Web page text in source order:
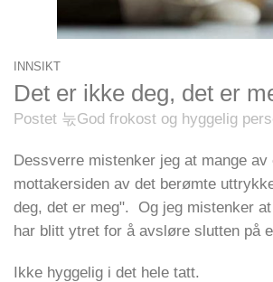
INNSIKT
Det er ikke deg, det er
Postet 눇God frokost og hyggelig
Dessverre mistenker jeg at mange
mottakersiden av det berømte
deg, det er meg". Og jeg mistenker
har blitt ytret for å avsløre slutten på
Ikke hyggelig i det hele tatt.